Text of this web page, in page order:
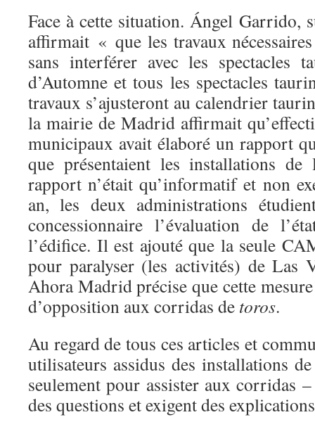
Face à cette situation. Ángel Garrido,
affirmait « que les travaux
sans interférer avec les
d’Automne et tous les spectacles
travaux s’ajusteront au calendrier
la mairie de Madrid affirmait
municipaux avait élaboré un rapport
que présentaient les installations
rapport n’était qu’informatif et non
an, les deux administrations
concessionnaire l’évaluation de
l’édifice. Il est ajouté que la seule
pour paralyser (les activités) de Las
Ahora Madrid précise que cette
d’opposition aux corridas de toros.
Au regard de tous ces articles et
utilisateurs assidus des installations
seulement pour assister aux corridas
des questions et exigent des